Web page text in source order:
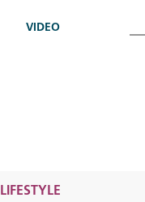
VIDEO
LIFESTYLE